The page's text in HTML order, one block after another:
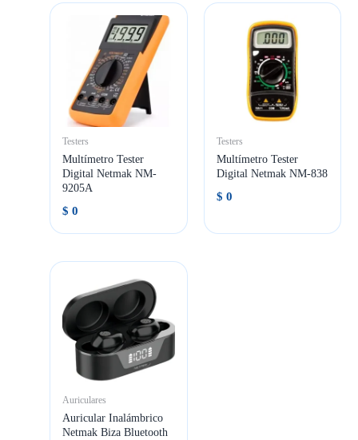
Testers
Multímetro Tester
Digital Netmak NM-
9205A
$ 0
Testers
Multímetro Tester
Digital Netmak NM-838
$ 0
Auriculares
Auricular Inalámbrico
Netmak Biza Bluetooth